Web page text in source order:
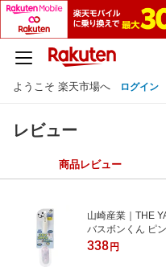
ようこそ 楽天市場へ ログイン
レビュー
商品レビュー
山崎産業｜THE
バスボンくん ピ
338円